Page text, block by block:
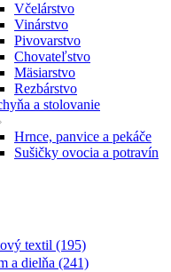
Včelárstvo
Vinárstvo
Pivovarstvo
Chovateľstvo
Mäsiarstvo
Rezbárstvo
a stolovanie
Hrnce, panvice a pekáče
Sušičky ovocia a potravín
textil (195)
a dielňa (241)